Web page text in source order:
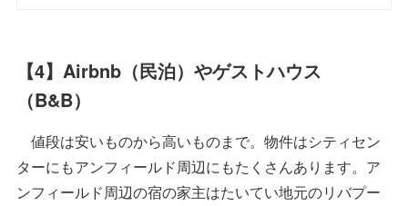
【4】Airbnb（民泊）やゲストハウス
（B&B）
値段は安いものから高いものまで。物件はシティセン
ターにもアンフィールド周辺にもたくさんあります。ア
ンフィールド周辺の宿の家主はたいてい地元のリバプー